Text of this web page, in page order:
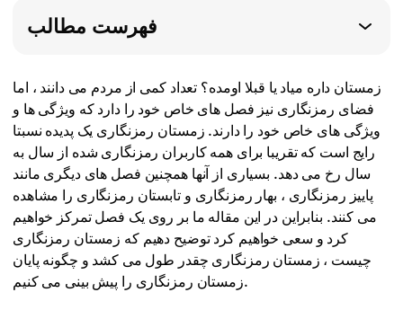
فهرست مطالب
زمستان داره میاد یا قبلا اومده؟ تعداد کمی از مردم می دانند ، اما
فضای رمزنگاری نیز فصل های خاص خود را دارد که ویژگی ها و
ویژگی های خاص خود را دارند. زمستان رمزنگاری یک پدیده نسبتا
رایج است که تقریبا برای همه کاربران رمزنگاری شده از سال به
سال رخ می دهد. بسیاری از آنها همچنین فصل های دیگری مانند
پاییز رمزنگاری ، بهار رمزنگاری و تابستان رمزنگاری را مشاهده
می کنند. بنابراین در این مقاله ما بر روی یک فصل تمرکز خواهیم
کرد و سعی خواهیم کرد توضیح دهیم که زمستان رمزنگاری
چیست ، زمستان رمزنگاری چقدر طول می کشد و چگونه پایان
زمستان رمزنگاری را پیش بینی می کنیم.